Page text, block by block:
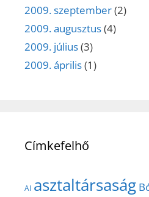
2009. szeptember(2)
2009. augusztus(4)
2009. július(3)
2009. április(1)
Címkefelhő
AI asztaltársaság